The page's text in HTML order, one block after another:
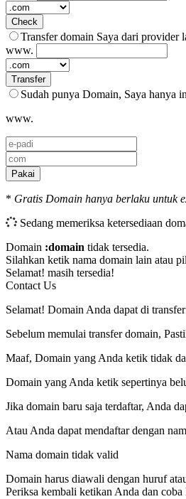
Check
Transfer domain Saya dari provider
www.
Transfer
Sudah punya Domain, Saya hanya
www.
Pakai
* Gratis Domain hanya berlaku untuk
Sedang memeriksa ketersediaan
Domain :domain tidak tersedia.
Silahkan ketik nama domain lain atau
Selamat! masih tersedia!
Contact Us
Selamat! Domain Anda dapat di transfer
Sebelum memulai transfer domain,
Maaf, Domain yang Anda ketik tidak
Domain yang Anda ketik sepertinya
Jika domain baru saja terdaftar, Anda
Atau Anda dapat mendaftar dengan
Nama domain tidak valid
Domain harus diawali dengan huruf
Periksa kembali ketikan Anda dan coba